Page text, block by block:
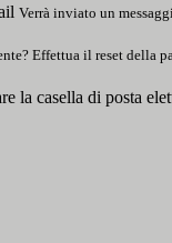
Verrà inviato un
Effettua il reset della
la casella di posta